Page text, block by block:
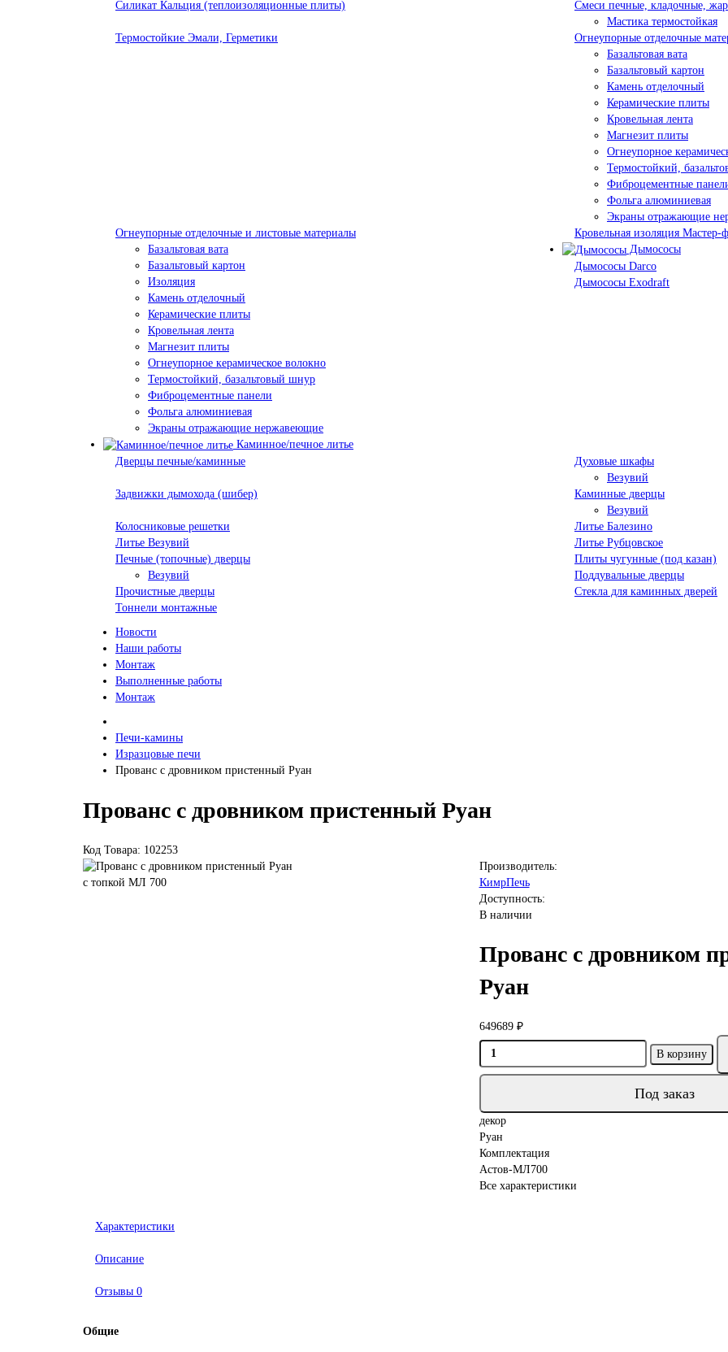
Силикат Кальция (теплоизоляционные плиты)
Смеси печные, кладочные,
Мастика термостойкая
Термостойкие Эмали, Герметики
Огнеупорные отделочные
Базальтовая вата
Базальтовый картон
Камень отделочный
Керамические плиты
Кровельная лента
Магнезит плиты
Огнеупорное
Термостойкий,
Фиброцементные
Фольга алюминиевая
Экраны отражающие
Огнеупорные отделочные и листовые материалы
Базальтовая вата
Базальтовый картон
Изоляция
Камень отделочный
Керамические плиты
Кровельная лента
Магнезит плиты
Огнеупорное керамическое волокно
Термостойкий, базальтовый шнур
Фиброцементные панели
Фольга алюминиевая
Экраны отражающие нержавеющие
Кровельная изоляция Мастер-
Дымососы
Дымососы Darco
Дымососы Exodraft
Каминное/печное литье
Дверцы печные/каминные
Духовые шкафы
Везувий
Задвижки дымохода (шибер)
Каминные дверцы
Везувий
Колосниковые решетки
Литье Балезино
Литье Везувий
Литье Рубцовское
Печные (топочные) дверцы
Везувий
Плиты чугунные (под казан)
Поддувальные дверцы
Прочистные дверцы
Стекла для каминных дверей
Тоннели монтажные
Новости
Наши работы
Монтаж
Выполненные работы
Монтаж
Печи-камины
Изразцовые печи
Прованс с дровником пристенный Руан
Прованс с дровником пристенный Руан
Код Товара: 102253
с топкой МЛ 700
Производитель:
КимрПечь
Доступность:
В наличии
Прованс с дровником
Руан
649689 ₽
В корзину
Под заказ
декор
Руан
Комплектация
Астов-МЛ700
Все характеристики
Характеристики
Описание
Отзывы 0
Общие